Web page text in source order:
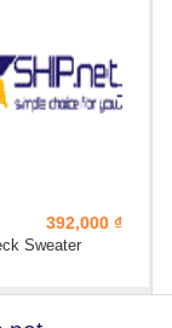
392,000 ₫
Sweater